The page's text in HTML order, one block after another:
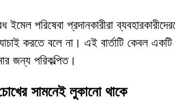
ইমেল পরিষেবা প্রদানকারীরা
করতে বলে না। এই বার্তাটি কেবল
জন্য পরিকল্পিত।
সামনেই লুকানো থাকে